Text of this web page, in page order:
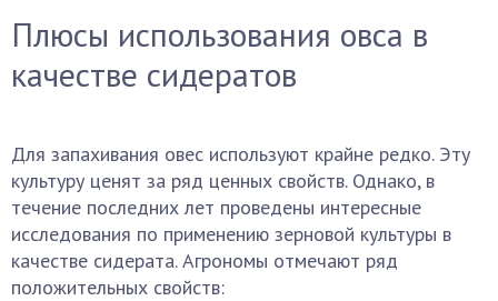
Плюсы использования овса в
качестве сидератов
Для запахивания овес используют крайне редко. Эту
культуру ценят за ряд ценных свойств. Однако, в
течение последних лет проведены интересные
исследования по применению зерновой культуры в
качестве сидерата. Агрономы отмечают ряд
положительных свойств: